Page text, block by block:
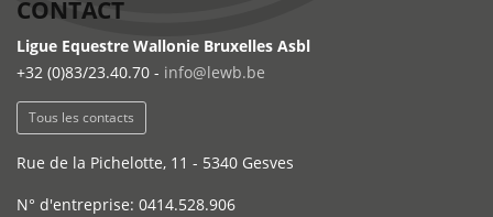
CONTACT
Ligue Equestre Wallonie Bruxelles Asbl
+32 (0)83/23.40.70 - info@lewb.be
Tous les contacts
Rue de la Pichelotte, 11 - 5340 Gesves
N° d'entreprise: 0414.528.906